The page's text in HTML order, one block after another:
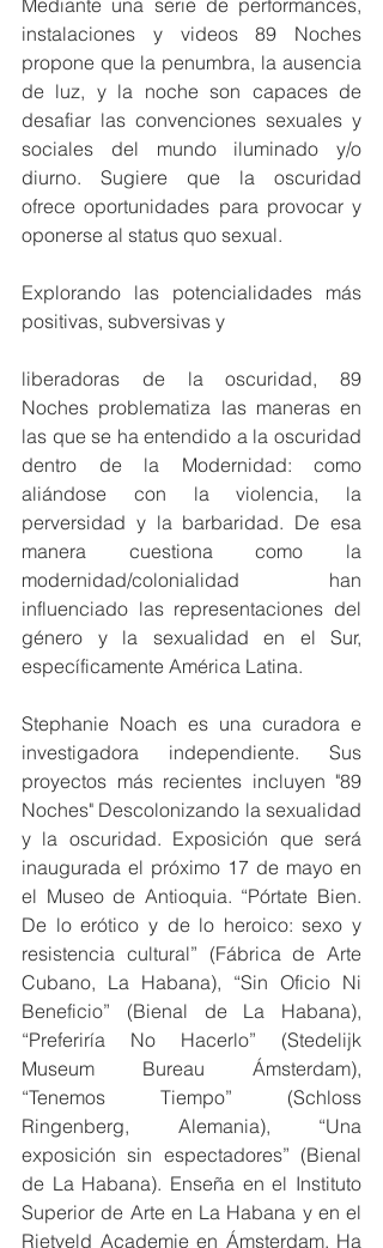
instalaciones y videos 89 Noches
propone que la penumbra, la ausencia
de luz, y la noche son capaces de
desafiar las convenciones sexuales y
sociales del mundo iluminado y/o
diurno. Sugiere que la oscuridad
ofrece oportunidades para provocar y
oponerse al status quo sexual.
Explorando las potencialidades más
positivas, subversivas y
liberadoras de la oscuridad, 89
Noches problematiza las maneras en
las que se ha entendido a la oscuridad
dentro de la Modernidad: como
aliándose con la violencia, la
perversidad y la barbaridad. De esa
manera cuestiona como la
modernidad/colonialidad han
influenciado las representaciones del
género y la sexualidad en el Sur,
específicamente América Latina.
Stephanie Noach es una curadora e
investigadora independiente. Sus
proyectos más recientes incluyen "89
Noches" Descolonizando la sexualidad
y la oscuridad. Exposición que será
inaugurada el próximo 17 de mayo en
el Museo de Antioquia. “Pórtate Bien.
De lo erótico y de lo heroico: sexo y
resistencia cultural” (Fábrica de Arte
Cubano, La Habana), “Sin Oficio Ni
Beneficio” (Bienal de La Habana),
“Preferiría No Hacerlo” (Stedelijk
Museum Bureau Ámsterdam),
“Tenemos Tiempo” (Schloss
Ringenberg, Alemania), “Una
exposición sin espectadores” (Bienal
de La Habana). Enseña en el Instituto
Superior de Arte en La Habana y en el
Rietveld Academie en Ámsterdam. Ha